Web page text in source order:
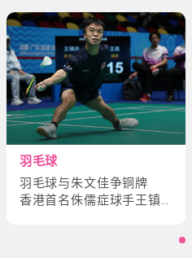
羽毛球
羽毛球与朱文佳争铜牌
香港首名侏儒症球手王镇